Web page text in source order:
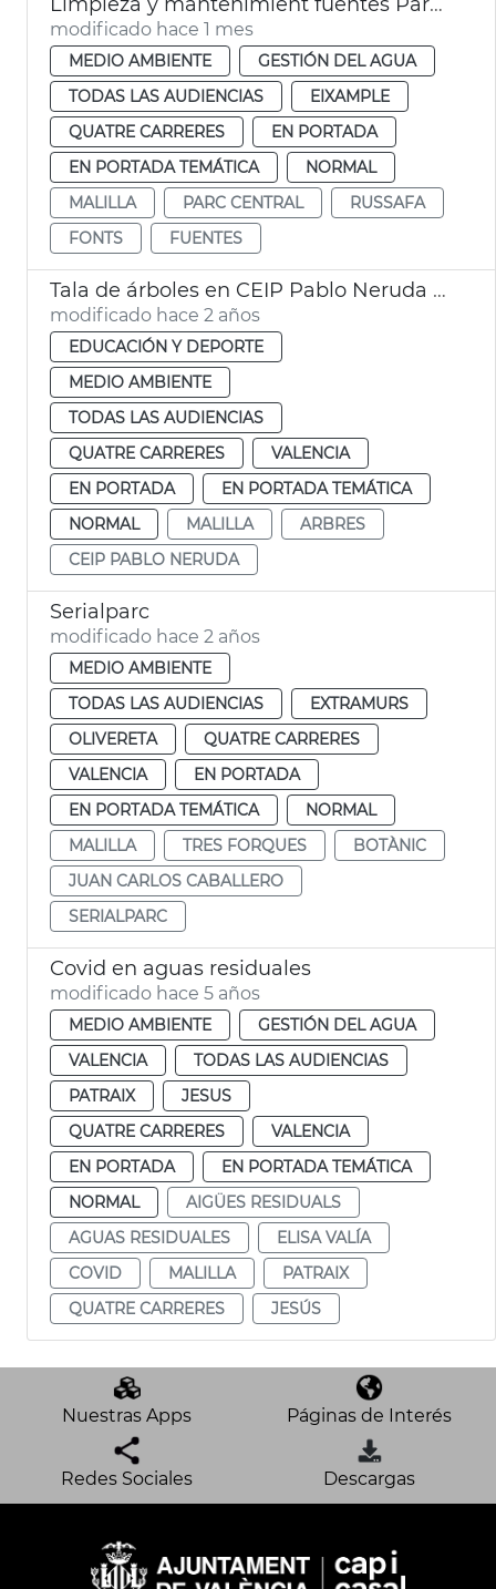
modificado hace 1 mes
MEDIO AMBIENTE
GESTIÓN DEL AGUA
TODAS LAS AUDIENCIAS
EIXAMPLE
QUATRE CARRERES
EN PORTADA
EN PORTADA TEMÁTICA
NORMAL
MALILLA
PARC CENTRAL
RUSSAFA
FONTS
FUENTES
Tala de árboles en CEIP Pablo Neruda para evitar riesgos
modificado hace 2 años
EDUCACIÓN Y DEPORTE
MEDIO AMBIENTE
TODAS LAS AUDIENCIAS
QUATRE CARRERES
VALENCIA
EN PORTADA
EN PORTADA TEMÁTICA
NORMAL
MALILLA
ARBRES
CEIP PABLO NERUDA
Serialparc
modificado hace 2 años
MEDIO AMBIENTE
TODAS LAS AUDIENCIAS
EXTRAMURS
OLIVERETA
QUATRE CARRERES
VALENCIA
EN PORTADA
EN PORTADA TEMÁTICA
NORMAL
MALILLA
TRES FORQUES
BOTÀNIC
JUAN CARLOS CABALLERO
SERIALPARC
Covid en aguas residuales
modificado hace 5 años
MEDIO AMBIENTE
GESTIÓN DEL AGUA
VALENCIA
TODAS LAS AUDIENCIAS
PATRAIX
JESUS
QUATRE CARRERES
VALENCIA
EN PORTADA
EN PORTADA TEMÁTICA
NORMAL
AIGÜES RESIDUALS
AGUAS RESIDUALES
ELISA VALÍA
COVID
MALILLA
PATRAIX
QUATRE CARRERES
JESÚS
Nuestras Apps Páginas de Interés
Redes Sociales Descargas